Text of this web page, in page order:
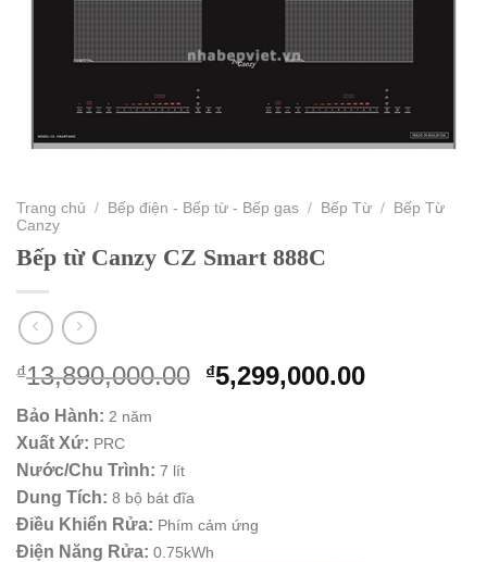
Trang chủ / Bếp điện - Bếp từ - Bếp gas / Bếp Từ / Bếp Từ
Canzy
Bếp từ Canzy CZ Smart 888C
₫13,890,000.00 Original
₫5,299,000.00Current
Bảo Hành: 2 năm
Xuất Xứ: PRC
Nước/Chu Trình: 7 lít
Dung Tích: 8 bộ bát đĩa
Điều Khiển Rửa: Phím cảm ứng
Điện Năng Rửa: 0.75kWh